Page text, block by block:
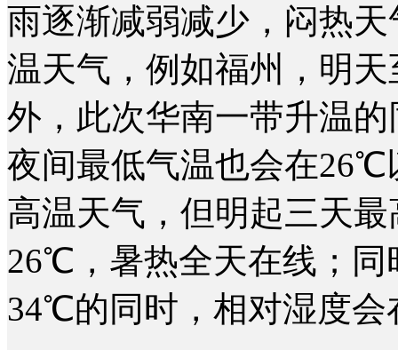
雨逐渐减弱减少，闷热
温天气，例如福州，明
外，此次华南一带升温
夜间最低气温也会在26℃
高温天气，但明起三天
26℃，暑热全天在线；同
34℃的同时，相对湿度会